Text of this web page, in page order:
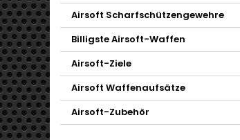
Airsoft Scharfschützengewehre
Billigste Airsoft-Waffen
Airsoft-Ziele
Airsoft Waffenaufsätze
Airsoft-Zubehör